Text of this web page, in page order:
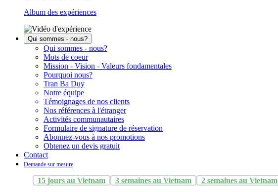
Album des expériences
Qui sommes - nous?
Qui sommes - nous?
Mots de coeur
Mission - Vision - Valeurs fondamentales
Pourquoi nous?
Tran Ba Duy
Notre équipe
Témoignages de nos clients
Nos références à l'étranger
Activités communautaires
Formulaire de signature de réservation
Abonnez-vous à nos promotions
Obtenez un devis gratuit
Contact
Demande sur mesure
15 jours au Vietnam 3 semaines au Vietnam 2 semaines au Vietnam